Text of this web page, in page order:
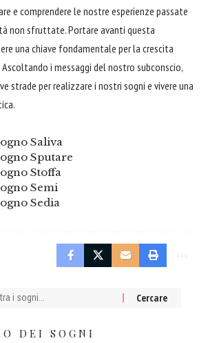
e comprendere le nostre esperienze passate
non sfruttate. Portare avanti questa
una chiave fondamentale per la crescita
i messaggi del nostro subconscio,
strade per realizzare i nostri sogni e vivere una
Saliva
Sputare
Stoffa
Semi
Sedia
DEI SOGNI